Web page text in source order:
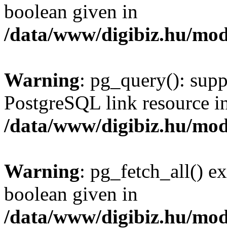
boolean given in
/data/www/digibiz.hu/
Warning: pg_query():
PostgreSQL link resource
/data/www/digibiz.hu/
Warning: pg_fetch_all()
boolean given in
/data/www/digibiz.hu/